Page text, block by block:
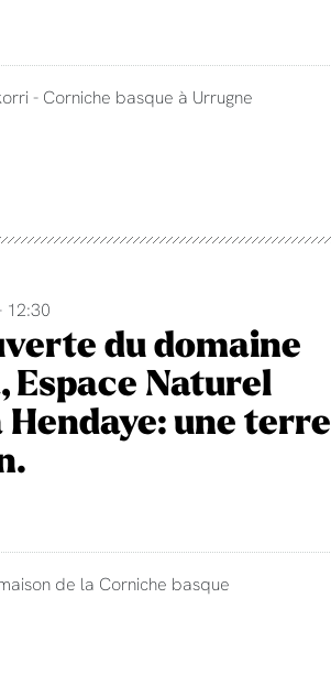
- Corniche basque à Urrugne
12:30
du domaine
Espace Naturel
Hendaye: une terre
de la Corniche basque